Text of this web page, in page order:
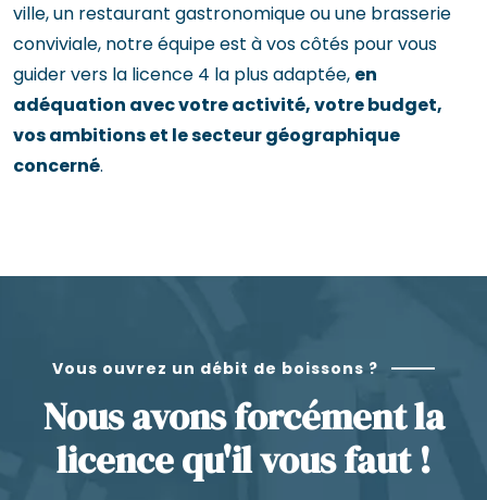
ville, un restaurant gastronomique ou une brasserie
conviviale, notre équipe est à vos côtés pour vous
guider vers la licence 4 la plus adaptée, en
adéquation avec votre activité, votre budget,
vos ambitions et le secteur géographique
concerné.
Vous ouvrez un débit de boissons ?
Nous avons forcément la
licence qu'il vous faut !